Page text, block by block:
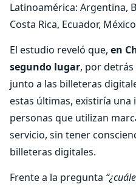
Latinoamérica: Argentina,
Costa Rica, Ecuador,
El estudio reveló que, en
segundo lugar, por
junto a las billeteras
estas últimas, existiría
personas que utilizan
servicio, sin tener
billeteras digitales.
Frente a la pregunta